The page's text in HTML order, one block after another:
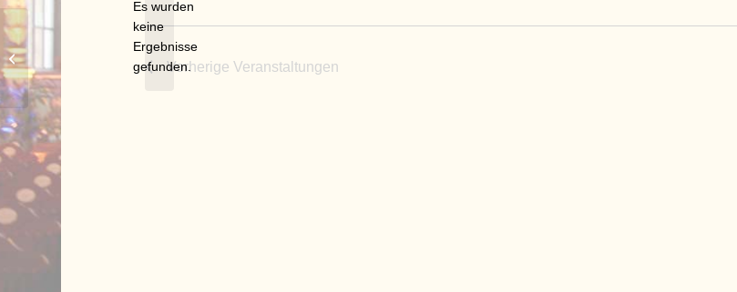
Hinweis
Es wurden
keine
Ergebnisse
gefunden.VorherigeVeranstaltungen
Faschingsfreunde Hiltonia e.V.